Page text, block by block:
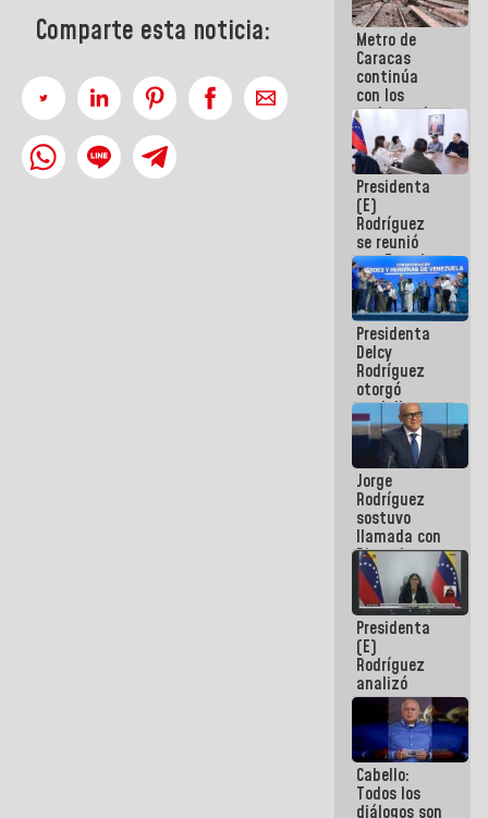
Comparte esta noticia: Metro de
Caracas
continúa
con los
trabajos de
mantenimiento
e inspección
en la Línea 2
Presidenta
(E)
Rodríguez
se reunió
con Estado
Mayor
Eléctrico
para
abordar
planes de
acción
Presidenta
Delcy
Rodríguez
otorgó
medalla
"Héroe de
Venezuela"
a servidores
públicos
Jorge
Rodríguez
sostuvo
llamada con
Dinorah
Figuera y
acuerdan
primer
encuentro
presencial
para el
diálogo
Presidenta
(E)
Rodríguez
analizó
junto a
gobernadores
planes de
recuperación
del Sistema
Eléctrico
Cabello:
Todos los
diálogos son